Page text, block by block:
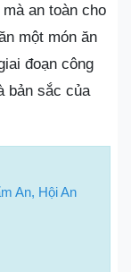
an toàn cho
một món ăn
đoạn công
bản sắc của
An, Hội An